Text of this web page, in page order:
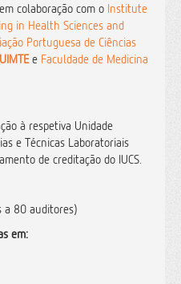
colaboração com o Institute
in Health Sciences and
Portuguesa de Ciências
e Faculdade de Medicina
à respetiva Unidade
e Técnicas Laboratoriais
de creditação do IUCS.
a 80 auditores)
em: